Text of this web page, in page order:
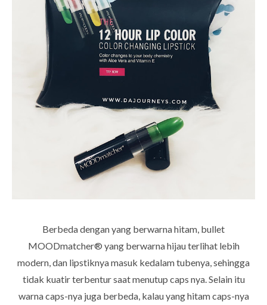
Berbeda dengan yang berwarna hitam, bullet
MOODmatcher® yang berwarna hijau terlihat lebih
modern, dan lipstiknya masuk kedalam tubenya, sehingga
tidak kuatir terbentur saat menutup caps nya. Selain itu
warna caps-nya juga berbeda, kalau yang hitam caps-nya